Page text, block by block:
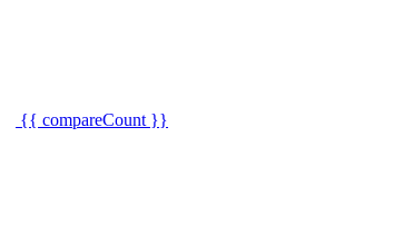
{{ compareCount }}